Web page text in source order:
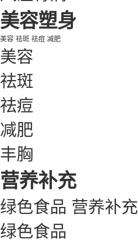
美容塑身
美容 祛斑 祛痘 减肥
美容
祛斑
祛痘
减肥
丰胸
营养补充
绿色食品 营养补充
绿色食品